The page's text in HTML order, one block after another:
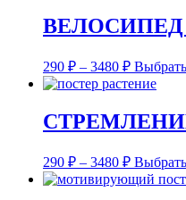
290 ₽ – 3480 ₽
290 ₽ – 3480 ₽